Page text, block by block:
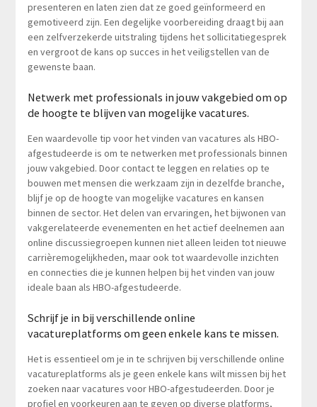
presenteren en laten zien dat ze goed geïnformeerd en
gemotiveerd zijn. Een degelijke voorbereiding draagt bij aan
een zelfverzekerde uitstraling tijdens het sollicitatiegesprek
en vergroot de kans op succes in het veiligstellen van de
gewenste baan.
Netwerk met professionals in jouw vakgebied om op
de hoogte te blijven van mogelijke vacatures.
Een waardevolle tip voor het vinden van vacatures als HBO-
afgestudeerde is om te netwerken met professionals binnen
jouw vakgebied. Door contact te leggen en relaties op te
bouwen met mensen die werkzaam zijn in dezelfde branche,
blijf je op de hoogte van mogelijke vacatures en kansen
binnen de sector. Het delen van ervaringen, het bijwonen van
vakgerelateerde evenementen en het actief deelnemen aan
online discussiegroepen kunnen niet alleen leiden tot nieuwe
carrièremogelijkheden, maar ook tot waardevolle inzichten
en connecties die je kunnen helpen bij het vinden van jouw
ideale baan als HBO-afgestudeerde.
Schrijf je in bij verschillende online
vacatureplatforms om geen enkele kans te missen.
Het is essentieel om je in te schrijven bij verschillende online
vacatureplatforms als je geen enkele kans wilt missen bij het
zoeken naar vacatures voor HBO-afgestudeerden. Door je
profiel en voorkeuren aan te geven op diverse platforms,